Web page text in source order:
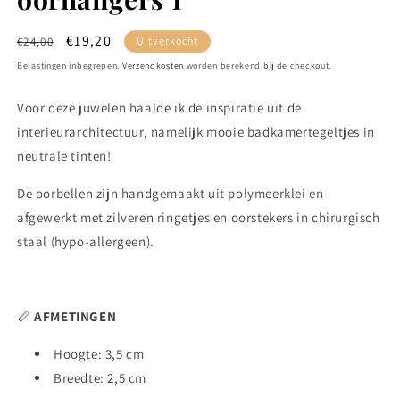
Normale
prijs
€24,00 Aanbiedingsprijs
€19,20 Uitverkocht
Belastingen inbegrepen. Verzendkosten worden berekend bij de checkout.
Voor deze juwelen haalde ik de inspiratie uit de
interieurarchitectuur, namelijk mooie badkamertegeltjes in
neutrale tinten!
De oorbellen zijn handgemaakt uit polymeerklei en
afgewerkt met zilveren ringetjes en oorstekers in chirurgisch
staal (hypo-allergeen).
📏 AFMETINGEN
Hoogte: 3,5 cm
Breedte: 2,5 cm